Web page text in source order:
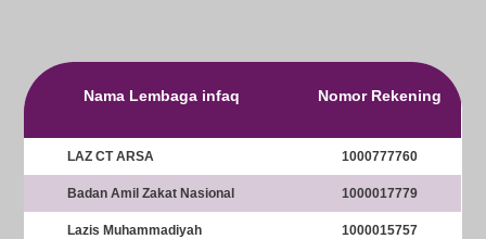
Nama Lembaga infaq Nomor Rekening
LAZ CT ARSA 1000777760
Badan Amil Zakat Nasional 1000017779
Lazis Muhammadiyah 1000015757